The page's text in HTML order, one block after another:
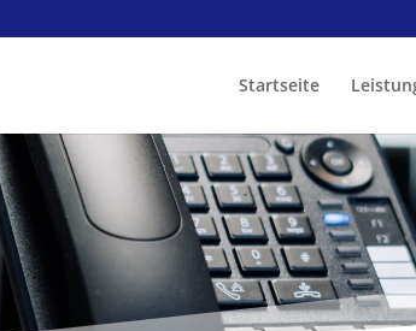
Startseite